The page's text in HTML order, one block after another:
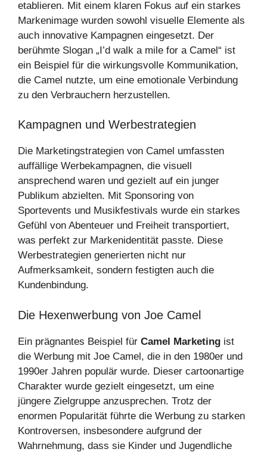
etablieren. Mit einem klaren Fokus auf ein starkes
Markenimage wurden sowohl visuelle Elemente als
auch innovative Kampagnen eingesetzt. Der
berühmte Slogan „I’d walk a mile for a Camel“ ist
ein Beispiel für die wirkungsvolle Kommunikation,
die Camel nutzte, um eine emotionale Verbindung
zu den Verbrauchern herzustellen.
Kampagnen und Werbestrategien
Die Marketingstrategien von Camel umfassten
auffällige Werbekampagnen, die visuell
ansprechend waren und gezielt auf ein junger
Publikum abzielten. Mit Sponsoring von
Sportevents und Musikfestivals wurde ein starkes
Gefühl von Abenteuer und Freiheit transportiert,
was perfekt zur Markenidentität passte. Diese
Werbestrategien generierten nicht nur
Aufmerksamkeit, sondern festigten auch die
Kundenbindung.
Die Hexenwerbung von Joe Camel
Ein prägnantes Beispiel für Camel Marketing ist
die Werbung mit Joe Camel, die in den 1980er und
1990er Jahren populär wurde. Dieser cartoonartige
Charakter wurde gezielt eingesetzt, um eine
jüngere Zielgruppe anzusprechen. Trotz der
enormen Popularität führte die Werbung zu starken
Kontroversen, insbesondere aufgrund der
Wahrnehmung, dass sie Kinder und Jugendliche